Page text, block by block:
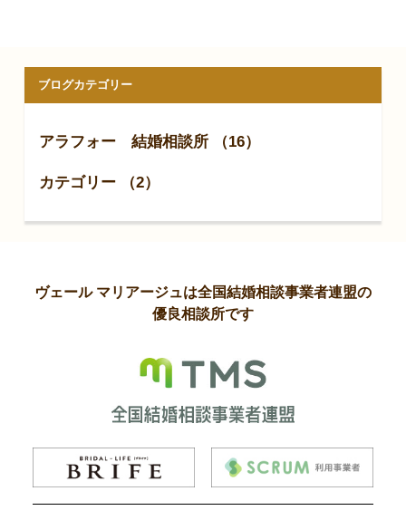
ブログカテゴリー
アラフォー 結婚相談所 （16）
カテゴリー （2）
ヴェール マリアージュは全国結婚相談事業者連盟の
優良相談所です